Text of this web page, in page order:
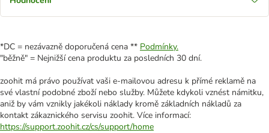
*DC = nezávazně doporučená cena ** Podmínky.
"běžně" = Nejnižší cena produktu za posledních 30 dní.
zoohit má právo používat vaši e-mailovou adresu k přímé reklamě na
své vlastní podobné zboží nebo služby. Můžete kdykoli vznést námitku,
aniž by vám vznikly jakékoli náklady kromě základních nákladů za
kontakt zákaznického servisu zoohit. Více informací:
https://support.zoohit.cz/cs/support/home